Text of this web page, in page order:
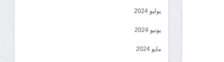
يوليو 2024
يونيو 2024
مايو 2024